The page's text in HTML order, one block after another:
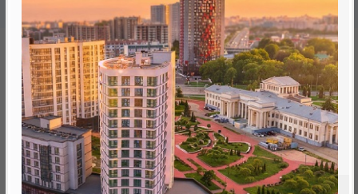
9.10 "Гавана", квартал "Южная Америка"
9.10 "Гавана", квартал "Южная
Америка"
нет в продаже
Минск, Октябрьский, ул. Игоря Лученка
метро «Ковальская Слобода», 566 м